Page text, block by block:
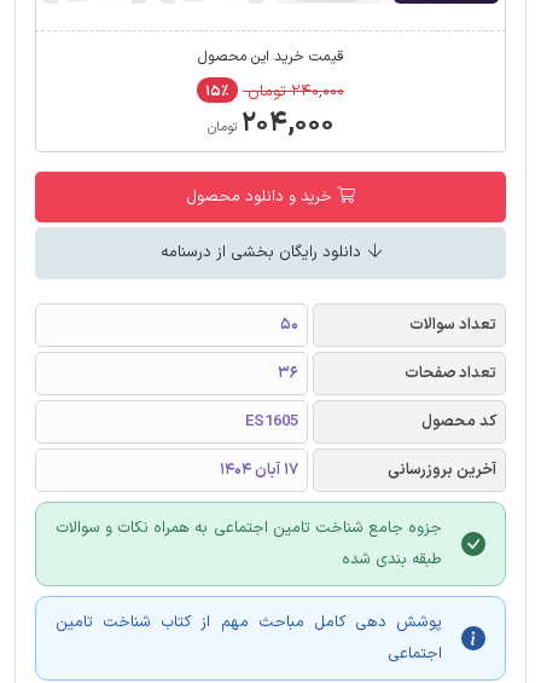
قیمت خرید این محصول
۲۴۰,۰۰۰ تومان ۱۵٪
۲۰۴,۰۰۰ تومان
خرید و دانلود محصول
دانلود رایگان بخشی از درسنامه
تعداد سوالات
50
تعداد صفحات
36
کد محصول
ES1605
آخرین بروزرسانی
17 آبان 1404
جزوه جامع شناخت تامین اجتماعی به همراه نکات و سوالات
طبقه بندی شده
پوشش دهی کامل مباحث مهم از کتاب شناخت تامین
اجتماعی